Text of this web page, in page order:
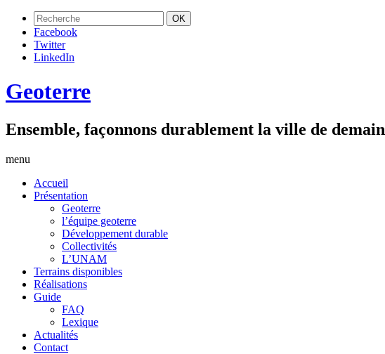
Facebook
Twitter
LinkedIn
Geoterre
Ensemble, façonnons durablement la ville de demain
menu
Accueil
Présentation
Geoterre
l’équipe geoterre
Développement durable
Collectivités
L’UNAM
Terrains disponibles
Réalisations
Guide
FAQ
Lexique
Actualités
Contact